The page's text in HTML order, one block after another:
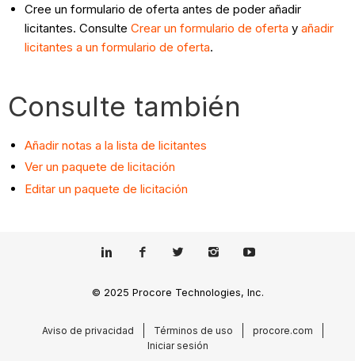
Cree un formulario de oferta antes de poder añadir
licitantes. ConsulteCrear un formulario de oferta yañadir
licitantes a un formulario de oferta.
Consulte también
Añadir notas a la lista de licitantes
Ver un paquete de licitación
Editar un paquete de licitación
© 2025 Procore Technologies, Inc.
Aviso de privacidad Términos de uso
procore.com
Iniciar sesión